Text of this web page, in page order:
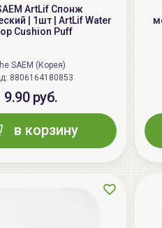
AiliCode
19.99 руб.
ArtLif Спонж
| 1шт | ArtLif Water
Cushion Puff
SAEM (Корея)
Код: 8806164180853
9.90 руб.
в корзину